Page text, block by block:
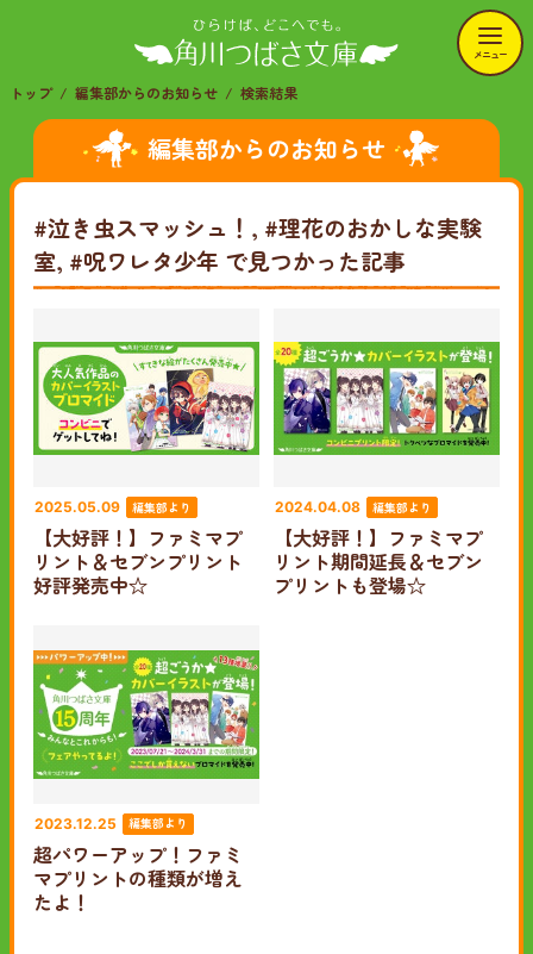
メニュー
トップ 編集部からのお知らせ 検索結果
編集部からのお知らせ
#泣き虫スマッシュ！, #理花のおかしな実験
室, #呪ワレタ少年 で見つかった記事
2025.05.09 編集部より
【大好評！】ファミマプ
リント＆セブンプリント
好評発売中☆
2024.04.08 編集部より
【大好評！】ファミマプ
リント期間延長＆セブン
プリントも登場☆
2023.12.25 編集部より
超パワーアップ！ファミ
マプリントの種類が増え
たよ！